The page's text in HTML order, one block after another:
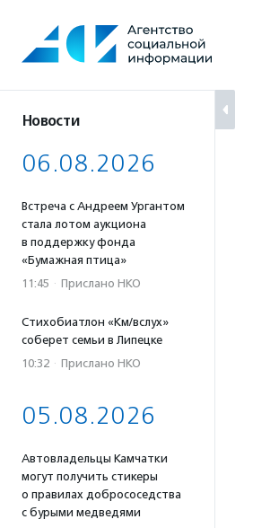
содержанию
Новости
06.08.2026
Встреча с Андреем Ургантом
стала лотом аукциона
в поддержку фонда
«Бумажная птица»
11:45 · Прислано НКО
Стихобиатлон «Км/вслух»
соберет семьи в Липецке
10:32 · Прислано НКО
05.08.2026
Автовладельцы Камчатки
могут получить стикеры
о правилах добрососедства
с бурыми медведями